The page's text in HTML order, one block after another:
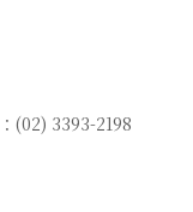
(02) 3393-2198